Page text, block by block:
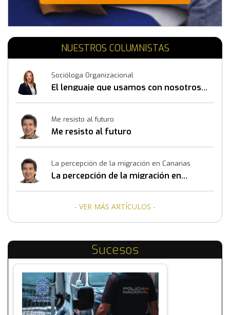
NUESTROS COLUMNISTAS
Socióloga Organizacional
El lenguaje que usamos con nosotros
Me resisto al futuro
Me resisto al futuro
La percepción de la migración en Canarias
La percepción de la migración en
- VER MÁS ARTÍCULOS -
Sucesos